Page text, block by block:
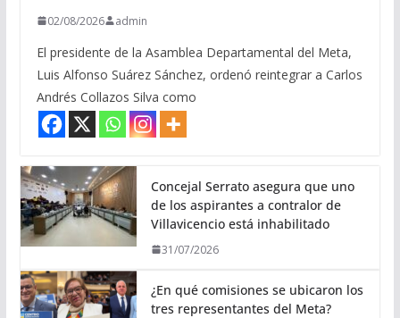
02/08/2026 admin
El presidente de la Asamblea Departamental del Meta,
Luis Alfonso Suárez Sánchez, ordenó reintegrar a Carlos
Andrés Collazos Silva como
Concejal Serrato asegura que uno
de los aspirantes a contralor de
Villavicencio está inhabilitado
31/07/2026
¿En qué comisiones se ubicaron los
tres representantes del Meta?